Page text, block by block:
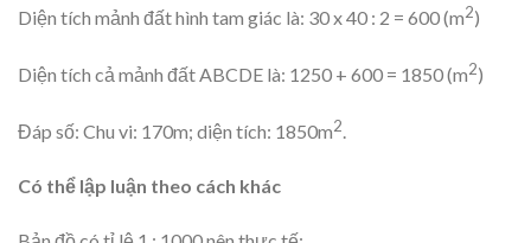
Diện tích mảnh đất hình tam giác là: 30 x 40 : 2 = 600 (m2)
Diện tích cả mảnh đất ABCDE là: 1250 + 600 = 1850 (m2)
Đáp số: Chu vi: 170m; diện tích: 1850m2.
Có thể lập luận theo cách khác